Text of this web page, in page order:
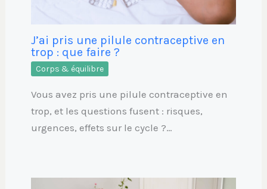
J’ai pris une pilule contraceptive en
trop : que faire ?
Corps & équilibre
Vous avez pris une pilule contraceptive en
trop, et les questions fusent : risques,
urgences, effets sur le cycle ?…